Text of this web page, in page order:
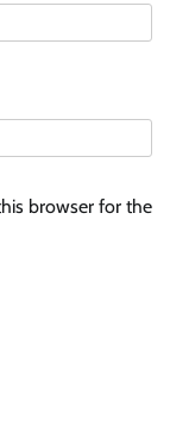
browser for the